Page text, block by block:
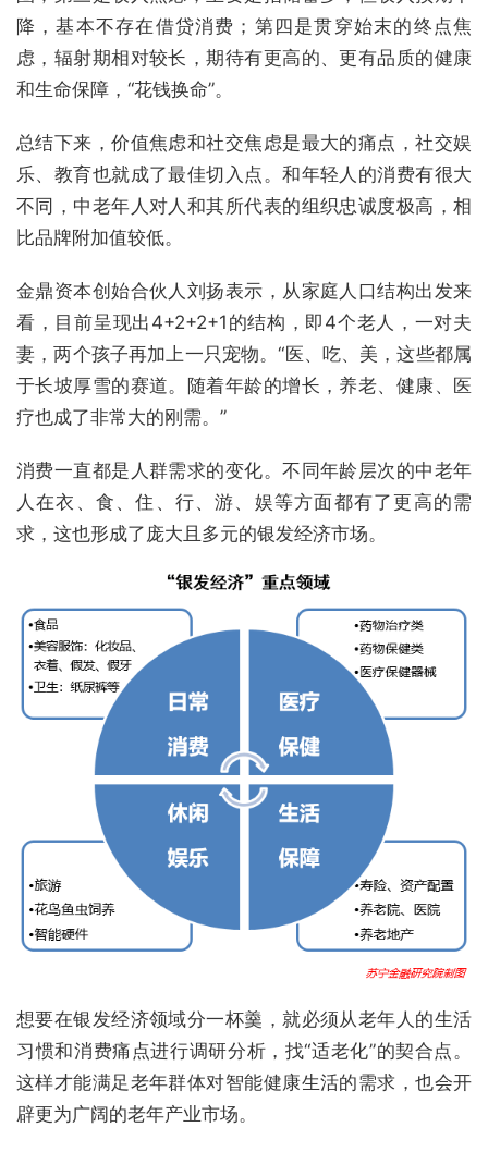
降，基本不存在借贷消费；第四是贯穿始末的终点焦
虑，辐射期相对较长，期待有更高的、更有品质的健康
和生命保障，“花钱换命”。
总结下来，价值焦虑和社交焦虑是最大的痛点，社交娱
乐、教育也就成了最佳切入点。和年轻人的消费有很大
不同，中老年人对人和其所代表的组织忠诚度极高，相
比品牌附加值较低。
金鼎资本创始合伙人刘扬表示，从家庭人口结构出发来
看，目前呈现出4+2+2+1的结构，即4个老人，一对夫
妻，两个孩子再加上一只宠物。“医、吃、美，这些都属
于长坡厚雪的赛道。随着年龄的增长，养老、健康、医
疗也成了非常大的刚需。”
消费一直都是人群需求的变化。不同年龄层次的中老年
人在衣、食、住、行、游、娱等方面都有了更高的需
求，这也形成了庞大且多元的银发经济市场。
想要在银发经济领域分一杯羹，就必须从老年人的生活
习惯和消费痛点进行调研分析，找“适老化”的契合点。
这样才能满足老年群体对智能健康生活的需求，也会开
辟更为广阔的老年产业市场。